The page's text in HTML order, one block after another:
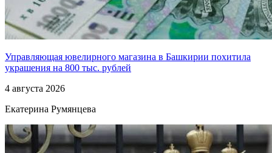
Управляющая ювелирного магазина в Башкирии похитила
украшения на 800 тыс. рублей
4 августа 2026
Екатерина Румянцева